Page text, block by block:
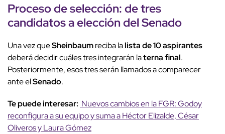
Proceso de selección: detres
candidatosa elección delSenado
Una vez queSheinbaumreciba lalista de 10 aspirantes
deberá decidir cuáles tres integrarán laterna final.
Posteriormente, esos tres serán llamados a comparecer
ante elSenado.
Te puede interesar: Nuevos cambios en la FGR: Godoy
reconfigura a su equipo y suma a Héctor Elizalde, César
Oliveros y Laura Gómez